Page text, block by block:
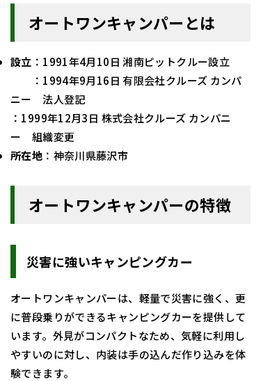
オートワンキャンパーとは
設立 ： 1991年4月10日 湘南ピットクルー設立
： 1994年9月16日 有限会社クルーズ カンパ
ニー 法人登記
：1999年12月3日 株式会社クルーズ カンパニ
ー 組織変更
所在地 ： 神奈川県藤沢市
オートワンキャンパーの特徴
災害に強いキャンピングカー
オートワンキャンパーは、軽量で災害に強く、更
に普段乗りができるキャンピングカーを提供して
います。外見がコンパクトなため、気軽に利用し
やすいのに対し、内装は手の込んだ作り込みを体
験できます。